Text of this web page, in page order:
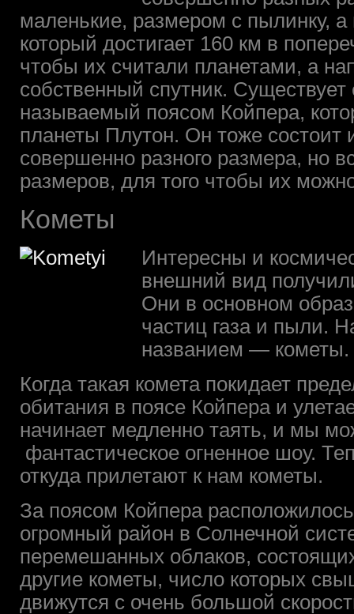
маленькие, размером с пылинку,
который достигает 160 км в
чтобы их считали планетами, а
собственный спутник.
называемый поясом Койпера,
планеты Плутон. Он тоже состоит
совершенно разного размера, но
размеров, для того чтобы их
Кометы
Интересны и
внешний вид
Они в основном
частиц газа и пыли.
названием — кометы.
Когда такая комета покидает
обитания в поясе Койпера и
начинает медленно таять, и мы
фантастическое огненное шоу.
откуда прилетают к нам кометы.
За поясом Койпера
огромный район в Солнечной
перемешанных облаков,
другие кометы, число которых
движутся с очень большой